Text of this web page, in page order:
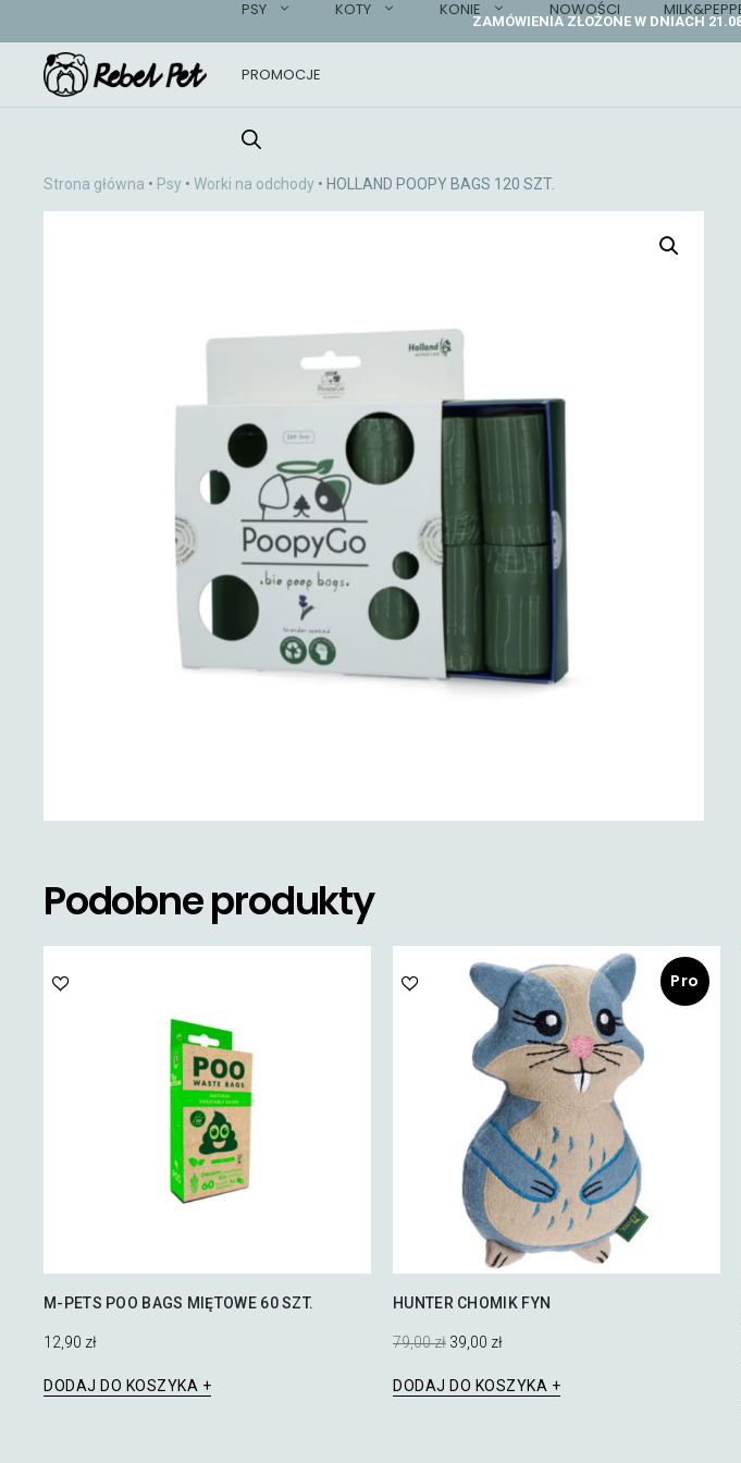
ZAMÓWIENIA ZŁOŻONE W DNIACH
PSY KOTY KONIE NOWOŚCI
PROMOCJE
Strona główna • Psy • Worki na odchody • HOLLAND POOPY BAGS 120 SZT.
Podobne produkty
M-PETS POO BAGS MIĘTOWE 60 SZT.
12,90 zł
DODAJ DO KOSZYKA
Pro
HUNTER CHOMIK FYN
79,00zł Pierwotna
cena
79,00 zł.
39,00 złAktualna
39,00 zł.
DODAJ DO KOSZYKA